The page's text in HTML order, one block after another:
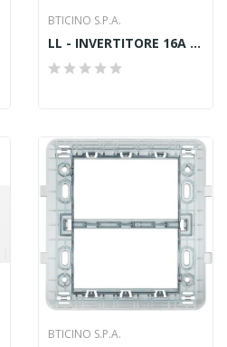
BTICINO S.P.A.
LL - INVERTITORE 16A 1M ANTRACITE
BTICINO S.P.A.